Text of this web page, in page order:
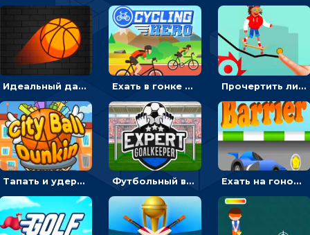
Идеальный данк: направлять пунктир в корзину и попадать мячом Ехать в гонке на велосипедах через трамплины к финишу на скорость - спортивные Прочертить линию, чтобы проехать на скейте, через преграды к финишу - для мальчиков
Тапать и удерживать баскетбольный мяч, чтобы попадать в кольца - спортивные Футбольный вратарь: ловить мяч и отражать атаку соперника - спортивные Ехать на гоночной машине, чтобы обходить преграды и собирать звезды - для мальчиков